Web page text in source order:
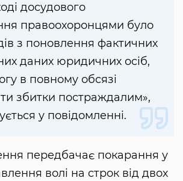
досудового
правоохоронцями було
з поновлення фактичних
даних юридичних осіб,
в повному обсязі
збитки постраждалим»,
у повідомленні.
передбачає покарання у
волі на строк від двох